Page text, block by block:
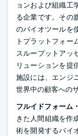
ョンおよび組織工
る企業です。その
のバイオツールを
トプラットフォー
スループットアッ
リューションを提
施設には、エンジ
世界中の顧客への
フルイドフォーム
きた人間組織を作
術を開発するバイ